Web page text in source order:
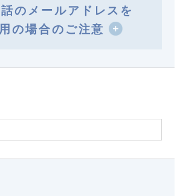
のメールアドレスを
の場合のご注意